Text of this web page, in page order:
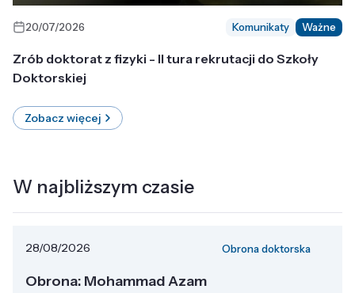
20/07/2026 Komunikaty Ważne
Zrób doktorat z fizyki - II tura rekrutacji do Szkoły
Doktorskiej
Zobacz więcej
W najbliższym czasie
28/08/2026 Obrona doktorska
Obrona: Mohammad Azam